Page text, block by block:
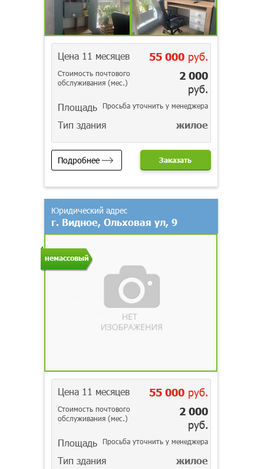
Цена 11 месяцев 55 000руб.
Стоимость почтового
обслуживания (мес.)
2 000
руб.
Площадь Просьба уточнить у менеджера
Тип здания жилое
Подробнее Заказать
немассовый
Юридический адрес
г. Видное, Ольховая ул, 9
Цена 11 месяцев 55 000руб.
Стоимость почтового
обслуживания (мес.)
2 000
руб.
Площадь Просьба уточнить у менеджера
Тип здания жилое